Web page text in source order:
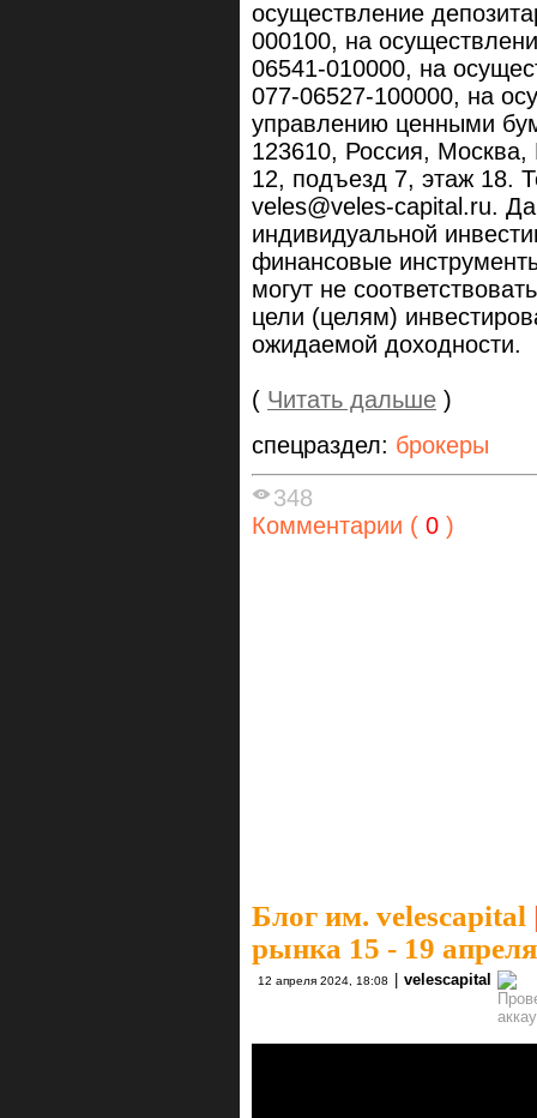
осуществление
000100, на
06541-010000, на
077-06527-100000, на
управлению ценными
123610, Россия,
12, подъезд 7, этаж 18.
veles@veles-capital.ru.
индивидуальной
финансовые
могут не
цели (целям)
ожидаемой доходности.
( Читать дальше )
спецраздел: брокеры
348
Комментарии ( 0 )
Блог им. velescapital
рынка 15 - 19
12 апреля 2024, 18:08 velescapital